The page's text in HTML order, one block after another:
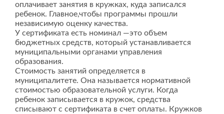
оплачивает занятия в кружках, куда записался
ребенок. Главное,чтобы программы прошли
независимую оценку качества.
У сертификата есть номинал —это объем
бюджетных средств, который устанавливается
муниципальными органами управления
образования.
Стоимость занятий определяется в
муниципалитете. Она называется нормативной
стоимостью образовательной услуги. Когда
ребенок записывается в кружок, средства
списывают с сертификата в счет оплаты. Кружков